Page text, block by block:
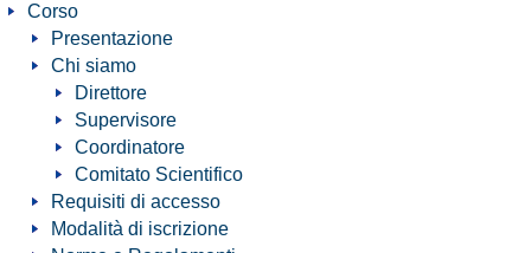
Corso
Presentazione
Chi siamo
Direttore
Supervisore
Coordinatore
Comitato Scientifico
Requisiti di accesso
Modalità di iscrizione